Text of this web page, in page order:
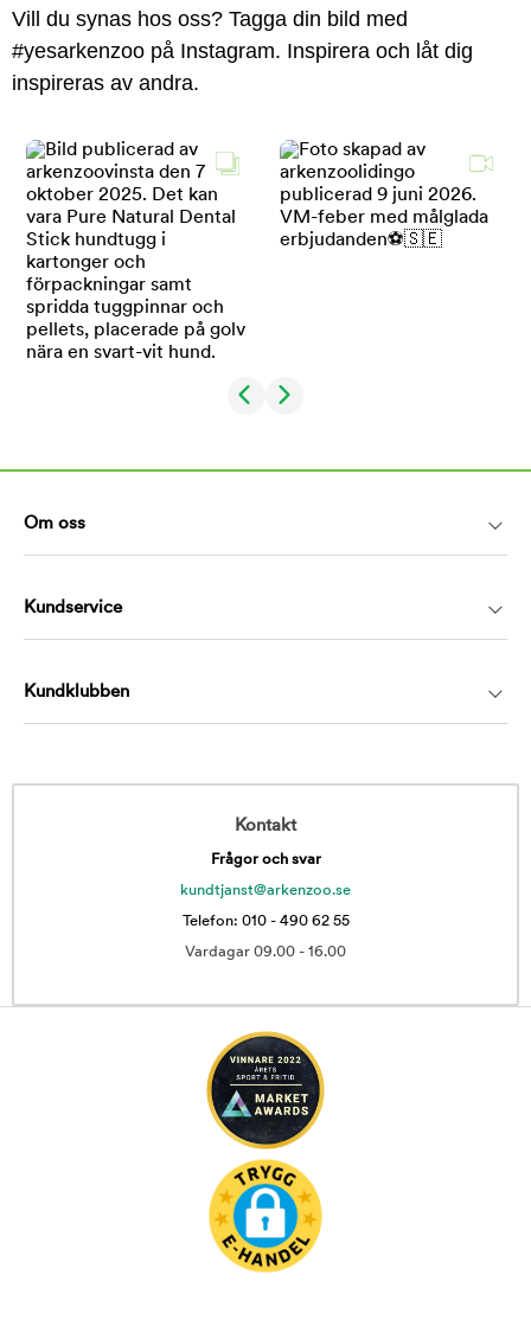
Vill du synas hos oss? Tagga din bild med
#yesarkenzoo på Instagram. Inspirera och låt dig
inspireras av andra.
Om oss
Kundservice
Kundklubben
Kontakt
Frågor och svar
kundtjanst@arkenzoo.se
Telefon: 010 - 490 62 55
Vardagar 09.00 - 16.00